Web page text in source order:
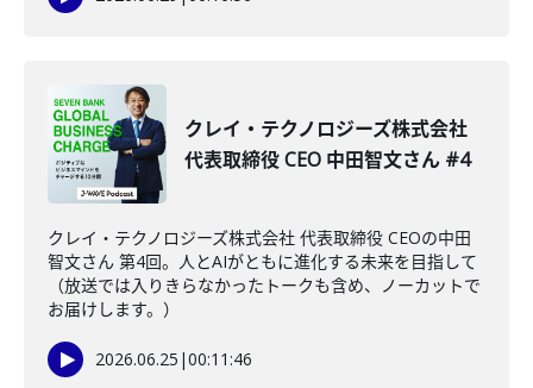
クレイ・テクノロジーズ株式会社
代表取締役 CEO 中田智文さん #4
クレイ・テクノロジーズ株式会社 代表取締役 CEOの中田
智文さん 第4回。人とAIがともに進化する未来を目指して
（放送では入りきらなかったトークも含め、ノーカットで
お届けします。）
2026.06.25 |00:11:46